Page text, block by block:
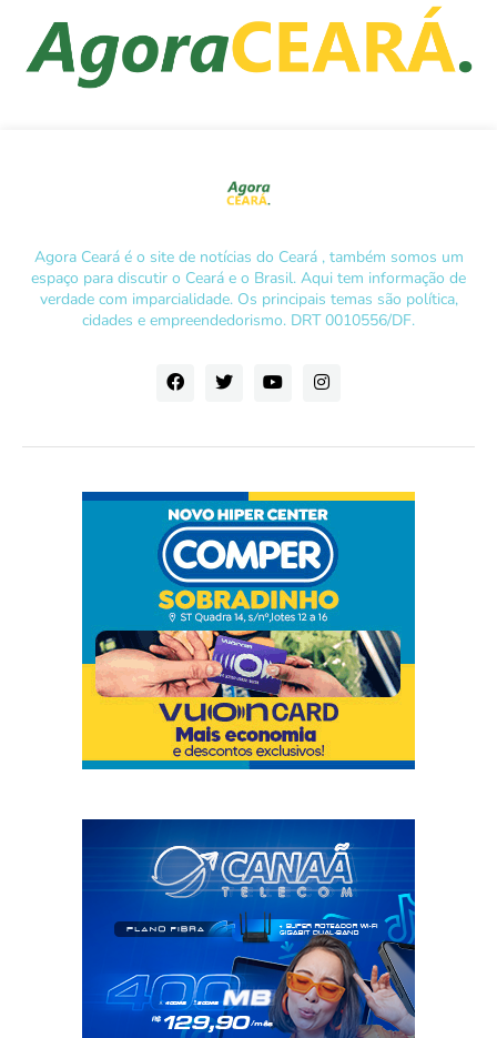
Agora Ceará é o site de notícias do Ceará , também somos um
espaço para discutir o Ceará e o Brasil. Aqui tem informação de
verdade com imparcialidade. Os principais temas são política,
cidades e empreendedorismo. DRT 0010556/DF.